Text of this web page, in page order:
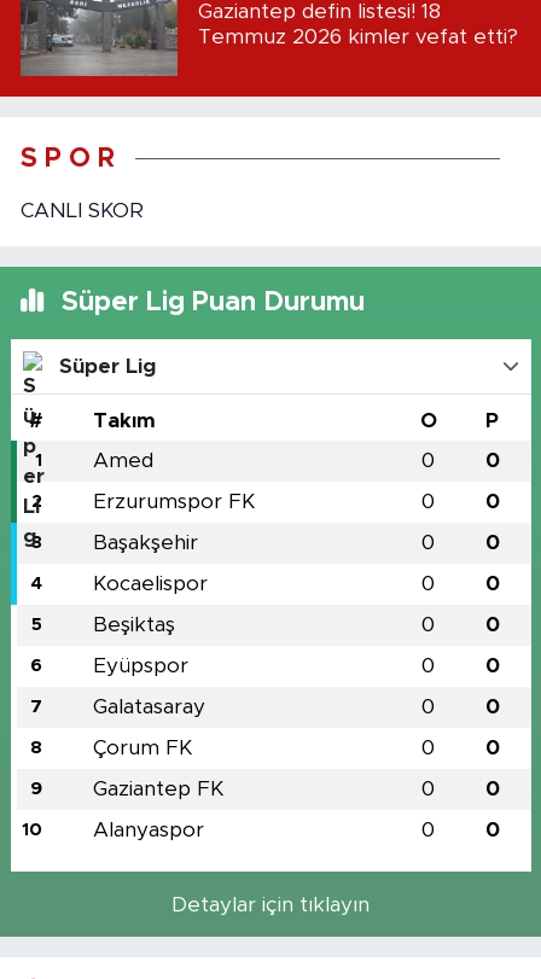
Gaziantep defin listesi! 18
Temmuz 2026 kimler vefat etti?
S P O R
CANLI SKOR
Süper Lig Puan Durumu
Süper Lig
# Takım O P
1 Amed 0 0
2 Erzurumspor FK 0 0
3 Başakşehir 0 0
4 Kocaelispor 0 0
5 Beşiktaş 0 0
6 Eyüpspor 0 0
7 Galatasaray 0 0
8 Çorum FK 0 0
9 Gaziantep FK 0 0
10 Alanyaspor 0 0
Detaylar için tıklayın